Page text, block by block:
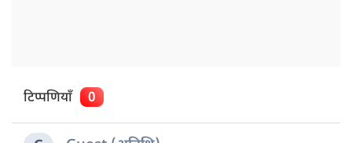
टिप्पणियाँ 0